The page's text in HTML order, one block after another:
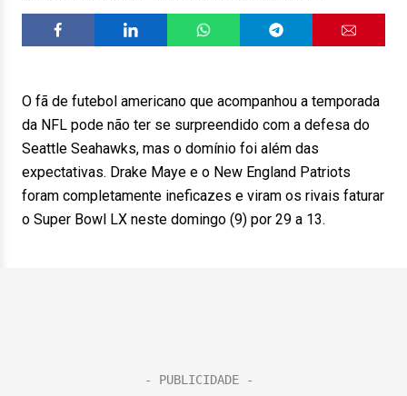
O fã de futebol americano que acompanhou a temporada
da NFL pode não ter se surpreendido com a defesa do
Seattle Seahawks, mas o domínio foi além das
expectativas. Drake Maye e o New England Patriots
foram completamente ineficazes e viram os rivais faturar
o Super Bowl LX neste domingo (9) por 29 a 13.